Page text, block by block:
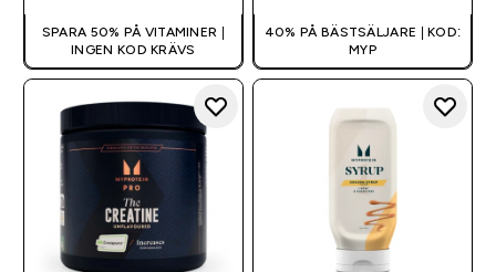
SPARA 50% PÅ VITAMINER |
INGEN KOD KRÄVS
40% PÅ BÄSTSÄLJARE | KOD:
MYP